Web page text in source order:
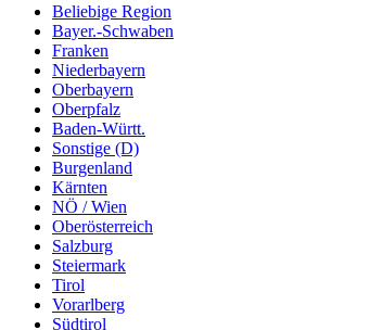
Beliebige Region
Bayer.-Schwaben
Franken
Niederbayern
Oberbayern
Oberpfalz
Baden-Württ.
Sonstige (D)
Burgenland
Kärnten
NÖ / Wien
Oberösterreich
Salzburg
Steiermark
Tirol
Vorarlberg
Südtirol